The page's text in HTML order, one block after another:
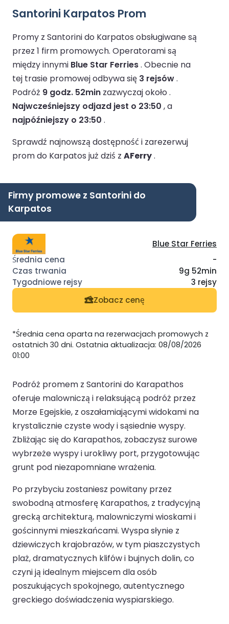
Santorini Karpatos Prom
Promy z Santorini do Karpatos obsługiwane są
przez 1 firm promowych. Operatorami są
między innymi Blue Star Ferries. Obecnie na
tej trasie promowej odbywa się 3 rejsów.
Podróż 9 godz. 52min zazwyczaj około .
Najwcześniejszy odjazd jest o 23:50 , a
najpóźniejszy o 23:50 .
Sprawdź najnowszą dostępność i zarezerwuj
prom do Karpatos już dziś z AFerry.
Firmy promowe z Santorini do
Karpatos
Blue Star Ferries
-
9g 52min
3 rejsy
Zobacz cenę
*Średnia cena oparta na rezerwacjach promowych z
ostatnich 30 dni. Ostatnia aktualizacja: 08/08/2026
01:00
Podróż promem z Santorini do Karapathos
oferuje malowniczą i relaksującą podróż przez
Morze Egejskie, z oszałamiającymi widokami na
krystalicznie czyste wody i sąsiednie wyspy.
Zbliżając się do Karapathos, zobaczysz surowe
wybrzeże wyspy i urokliwy port, przygotowując
grunt pod niezapomniane wrażenia.
Po przybyciu zostaniesz powitany przez
swobodną atmosferę Karapathos, z tradycyjną
grecką architekturą, malowniczymi wioskami i
gościnnymi mieszkańcami. Wyspa słynie z
dziewiczych krajobrazów, w tym piaszczystych
plaż, dramatycznych klifów i bujnych dolin, co
czyni ją idealnym miejscem dla osób
poszukujących spokojnego, autentycznego
greckiego doświadczenia wyspiarskiego.